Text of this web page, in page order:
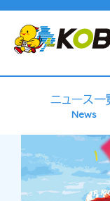
ニュース一
News